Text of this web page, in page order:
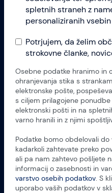
spletnih straneh z
personaliziranih vsebin
Potrjujem, da želim
strokovne članke,
Osebne podatke hranimo in
ohranjevanja stika s
elektronske pošte,
s ciljem prilagojene
elektronski pošti in na
varno hranili in z njimi
Podatke bomo obdelovali do
kadarkoli zahtevate preko
ali pa nam zahtevo pošljete
informacij o zasebnosti in
varstvo osebih podatkov. S
uporabo vaših podatkov v